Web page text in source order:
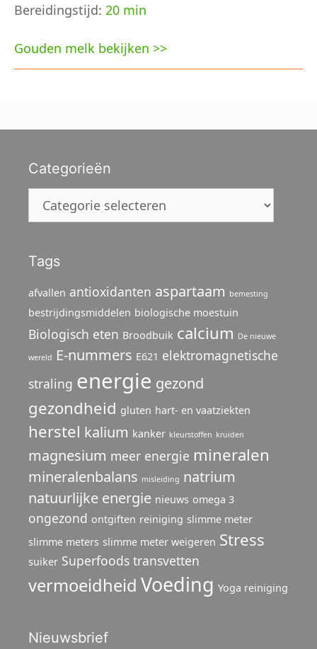
Bereidingstijd: 20 min
Gouden melk bekijken >>
Categorieën
Categorieën
Tags
afvallen antioxidanten aspartaam bemesting
bestrijdingsmiddelen biologische moestuin
Biologisch eten Broodbuik calcium De nieuwe
wereld E-nummers E621 elektromagnetische
straling energie gezond
gezondheid gluten hart- en vaatziekten
herstel kalium kanker kleurstoffen kruiden
magnesium meer energie mineralen
mineralenbalans misleiding natrium
natuurlijke energie nieuws omega 3
ongezond ontgiften reiniging slimme meter
slimme meters slimme meter weigeren Stress
suiker Superfoods transvetten
vermoeidheid Voeding Yoga reiniging
Nieuwsbrief